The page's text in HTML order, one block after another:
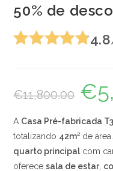
50% de
em 4.8 de 5
4.8
€11,800.00
O
preço
original
€
A Casa Pré-fabricada
totalizando 42m² de
quarto principal com
oferecesala de estar,